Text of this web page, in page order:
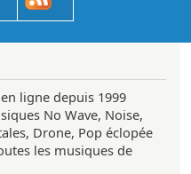
ligne depuis 1999
No Wave, Noise,
Drone, Pop éclopée
les musiques de